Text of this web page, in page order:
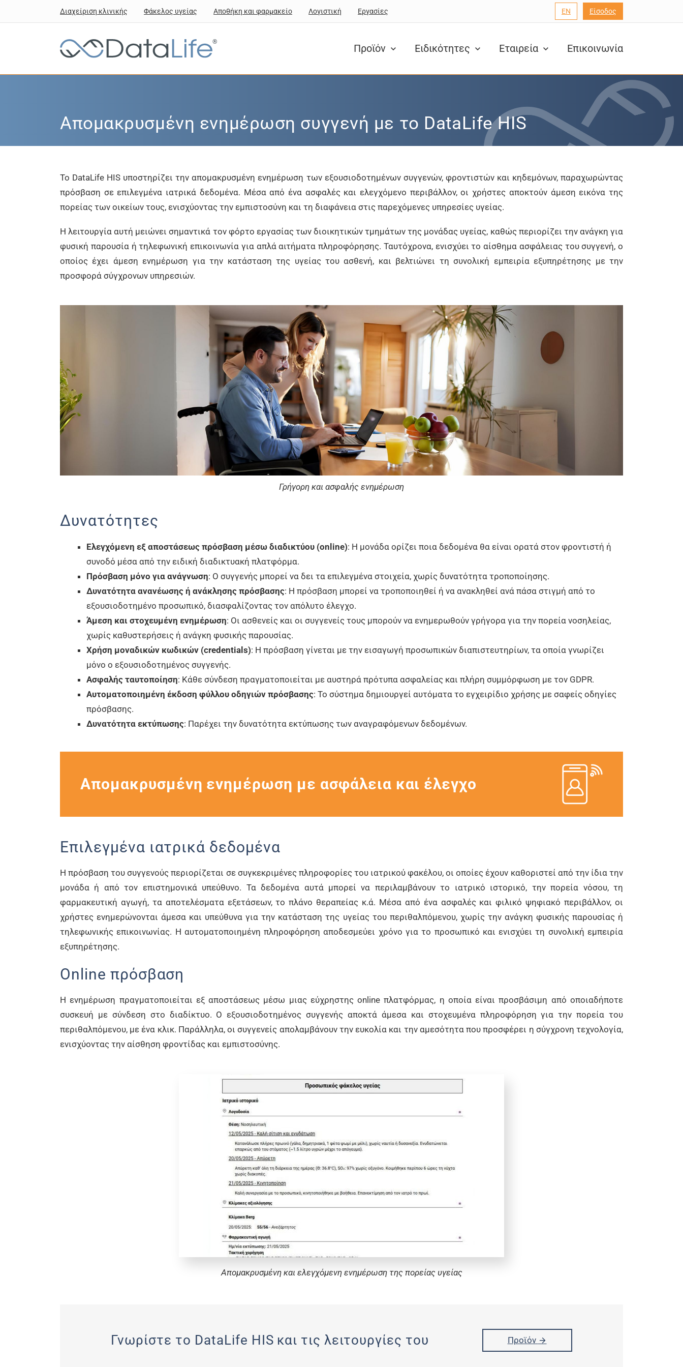
Διαχείριση κλινικής Φάκελος υγείας Αποθήκη και φαρμακείο Λογιστική Εργασίες EN Είσοδος
®
Προϊόν Ειδικότητες Εταιρεία Επικοινωνία
Απομακρυσμένη ενημέρωση συγγενή με το DataLife HIS
Το DataLife HIS υποστηρίζει την απομακρυσμένη ενημέρωση των εξουσιοδοτημένων συγγενών, φροντιστών και κηδεμόνων, παραχωρώντας
πρόσβαση σε επιλεγμένα ιατρικά δεδομένα. Μέσα από ένα ασφαλές και ελεγχόμενο περιβάλλον, οι χρήστες αποκτούν άμεση εικόνα της
πορείας των οικείων τους, ενισχύοντας την εμπιστοσύνη και τη διαφάνεια στις παρεχόμενες υπηρεσίες υγείας.
Η λειτουργία αυτή μειώνει σημαντικά τον φόρτο εργασίας των διοικητικών τμημάτων της μονάδας υγείας, καθώς περιορίζει την ανάγκη για
φυσική παρουσία ή τηλεφωνική επικοινωνία για απλά αιτήματα πληροφόρησης. Ταυτόχρονα, ενισχύει το αίσθημα ασφάλειας του συγγενή, ο
οποίος έχει άμεση ενημέρωση για την κατάσταση της υγείας του ασθενή, και βελτιώνει τη συνολική εμπειρία εξυπηρέτησης με την
προσφορά σύγχρονων υπηρεσιών.
Γρήγορη και ασφαλής ενημέρωση
Δυνατότητες
Ελεγχόμενη εξ αποστάσεως πρόσβαση μέσω διαδικτύου (online): Η μονάδα ορίζει ποια δεδομένα θα είναι ορατά στον φροντιστή ή
συνοδό μέσα από την ειδική διαδικτυακή πλατφόρμα.
Πρόσβαση μόνο για ανάγνωση: Ο συγγενής μπορεί να δει τα επιλεγμένα στοιχεία, χωρίς δυνατότητα τροποποίησης.
Δυνατότητα ανανέωσης ή ανάκλησης πρόσβασης: Η πρόσβαση μπορεί να τροποποιηθεί ή να ανακληθεί ανά πάσα στιγμή από το
εξουσιοδοτημένο προσωπικό, διασφαλίζοντας τον απόλυτο έλεγχο.
Άμεση και στοχευμένη ενημέρωση: Οι ασθενείς και οι συγγενείς τους μπορούν να ενημερωθούν γρήγορα για την πορεία νοσηλείας,
χωρίς καθυστερήσεις ή ανάγκη φυσικής παρουσίας.
Χρήση μοναδικών κωδικών (credentials): Η πρόσβαση γίνεται με την εισαγωγή προσωπικών διαπιστευτηρίων, τα οποία γνωρίζει
μόνο ο εξουσιοδοτημένος συγγενής.
Ασφαλής ταυτοποίηση: Κάθε σύνδεση πραγματοποιείται με αυστηρά πρότυπα ασφαλείας και πλήρη συμμόρφωση με τον GDPR.
Αυτοματοποιημένη έκδοση φύλλου οδηγιών πρόσβασης: Το σύστημα δημιουργεί αυτόματα το εγχειρίδιο χρήσης με σαφείς οδηγίες
πρόσβασης.
Δυνατότητα εκτύπωσης: Παρέχει την δυνατότητα εκτύπωσης των αναγραφόμενων δεδομένων.
Απομακρυσμένη ενημέρωση με ασφάλεια και έλεγχο
Επιλεγμένα ιατρικά δεδομένα
Η πρόσβαση του συγγενούς περιορίζεται σε συγκεκριμένες πληροφορίες του ιατρικού φακέλου, οι οποίες έχουν καθοριστεί από την ίδια την
μονάδα ή από τον επιστημονικά υπεύθυνο. Τα δεδομένα αυτά μπορεί να περιλαμβάνουν το ιατρικό ιστορικό, την πορεία νόσου, τη
φαρμακευτική αγωγή, τα αποτελέσματα εξετάσεων, το πλάνο θεραπείας κ.ά. Μέσα από ένα ασφαλές και φιλικό ψηφιακό περιβάλλον, οι
χρήστες ενημερώνονται άμεσα και υπεύθυνα για την κατάσταση της υγείας του περιθαλπόμενου, χωρίς την ανάγκη φυσικής παρουσίας ή
τηλεφωνικής επικοινωνίας. Η αυτοματοποιημένη πληροφόρηση αποδεσμεύει χρόνο για το προσωπικό και ενισχύει τη συνολική εμπειρία
εξυπηρέτησης.
Online πρόσβαση
Η ενημέρωση πραγματοποιείται εξ αποστάσεως μέσω μιας εύχρηστης online πλατφόρμας, η οποία είναι προσβάσιμη από οποιαδήποτε
συσκευή με σύνδεση στο διαδίκτυο. Ο εξουσιοδοτημένος συγγενής αποκτά άμεσα και στοχευμένα πληροφόρηση για την πορεία του
περιθαλπόμενου, με ένα κλικ. Παράλληλα, οι συγγενείς απολαμβάνουν την ευκολία και την αμεσότητα που προσφέρει η σύγχρονη τεχνολογία,
ενισχύοντας την αίσθηση φροντίδας και εμπιστοσύνης.
Απομακρυσμένη και ελεγχόμενη ενημέρωση της πορείας υγείας
Γνωρίστε το DataLife HIS και τις λειτουργίες του Προϊόν